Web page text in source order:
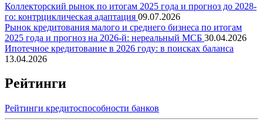
Коллекторский рынок по итогам 2025 года и прогноз до 2028-
го: контрциклическая адаптация 09.07.2026
Рынок кредитования малого и среднего бизнеса по итогам
2025 года и прогноз на 2026-й: нереальный МСБ 30.04.2026
Ипотечное кредитование в 2026 году: в поисках баланса
13.04.2026
Рейтинги
Рейтинги кредитоспособности банков